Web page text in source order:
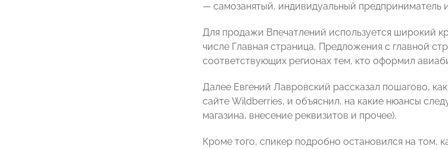
— самозанятый, индивидуальный предприниматель
Для продажи Впечатлений используется широкий
числе Главная страница, Предложения с главной
соответствующих регионах тем, кто оформил
Далее Евгений Лавровский рассказал пошагово,
сайте Wildberries, и объяснил, на какие нюансы
магазина, внесение реквизитов и прочее).
Кроме того, спикер подробно остановился на том,